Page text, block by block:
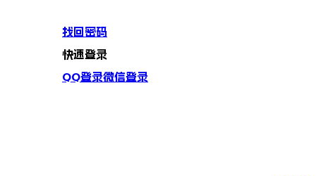
找回密码
快速登录
QQ登录微信登录